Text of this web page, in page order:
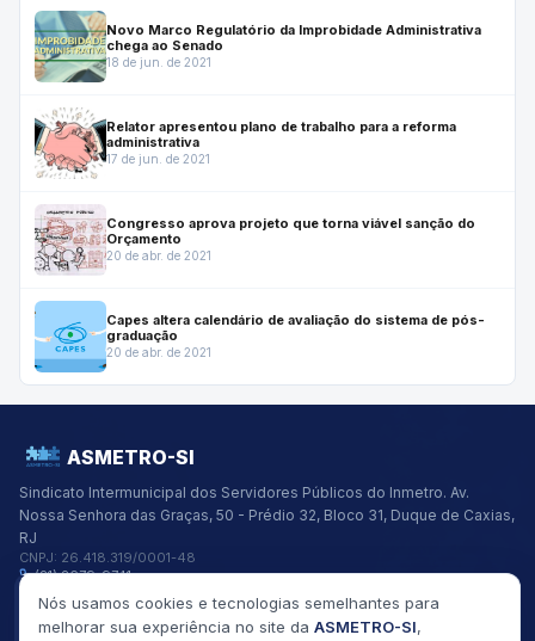
Novo Marco Regulatório da Improbidade Administrativa
chega ao Senado
18 de jun. de 2021
Relator apresentou plano de trabalho para a reforma
administrativa
17 de jun. de 2021
Congresso aprova projeto que torna viável sanção do
Orçamento
20 de abr. de 2021
Capes altera calendário de avaliação do sistema de pós-
graduação
20 de abr. de 2021
ASMETRO-SI
Sindicato Intermunicipal dos Servidores Públicos do Inmetro. Av.
Nossa Senhora das Graças, 50 - Prédio 32, Bloco 31, Duque de Caxias,
RJ
CNPJ: 26.418.319/0001-48
(21) 2679-9741
asmetro@asmetro.org.br
Links Rápidos
Institucional
Nós usamos cookies e tecnologias semelhantes para
melhorar sua experiência no site da ASMETRO-SI,